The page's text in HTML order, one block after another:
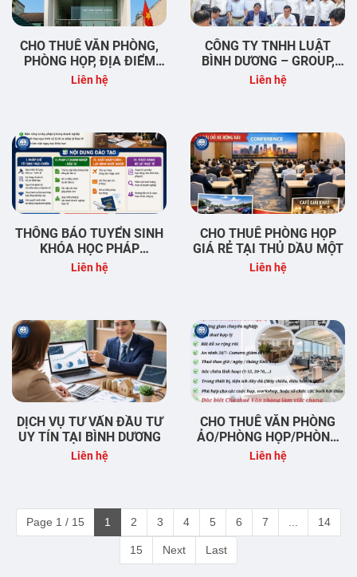
CHO THUÊ VĂN PHÒNG,
PHÒNG HỌP, ĐỊA ĐIỂM
KINH DOANH TẠI ĐỊNH
HÒA – THỦ DẦU MỘT –
Liên hệ
CÔNG TY TNHH LUẬT
BÌNH DƯƠNG – GROUP,
TRƯỜNG TRUNG CẤP
NGHỀ NGHIỆP VỤ BÌNH
DOANH NGHIỆP (ILC)
Liên hệ
THÔNG BÁO TUYỂN SINH
KHÓA HỌC PHÁP
CHẾ/NHÂN SỰ TẠI BÌNH
Liên hệ
CHO THUÊ PHÒNG HỌP
GIÁ RẺ TẠI THỦ DẦU MỘT
Liên hệ
DỊCH VỤ TƯ VẤN ĐẦU TƯ
UY TÍN TẠI BÌNH DƯƠNG
Liên hệ
CHO THUÊ VĂN PHÒNG
ẢO/PHÒNG HỌP/PHÒNG
TỔ CHỨC TỌA ĐÀM TẠI
BÌNH DƯƠNG
Liên hệ
Page 1 / 15 1 2 3 4 5 6 7 14
15 Next Last